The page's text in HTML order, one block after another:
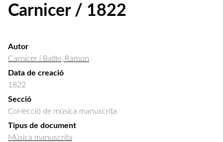
Carnicer / 1822
Autor
Carnicer i Batlle, Ramon
Data de creació
1822
Secció
Col·lecció de música manuscrita
Tipus de document
Música manuscrita